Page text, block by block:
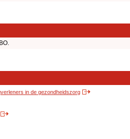
in de gezondheidszorg